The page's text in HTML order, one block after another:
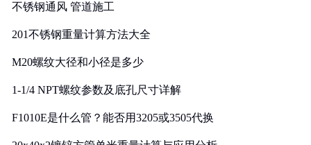
不锈钢通风 管道施工
201不锈钢重量计算方法大全
M20螺纹大径和小径是多少
1-1/4 NPT螺纹参数及底孔尺寸详解
F1010E是什么管？能否用3205或3505代换